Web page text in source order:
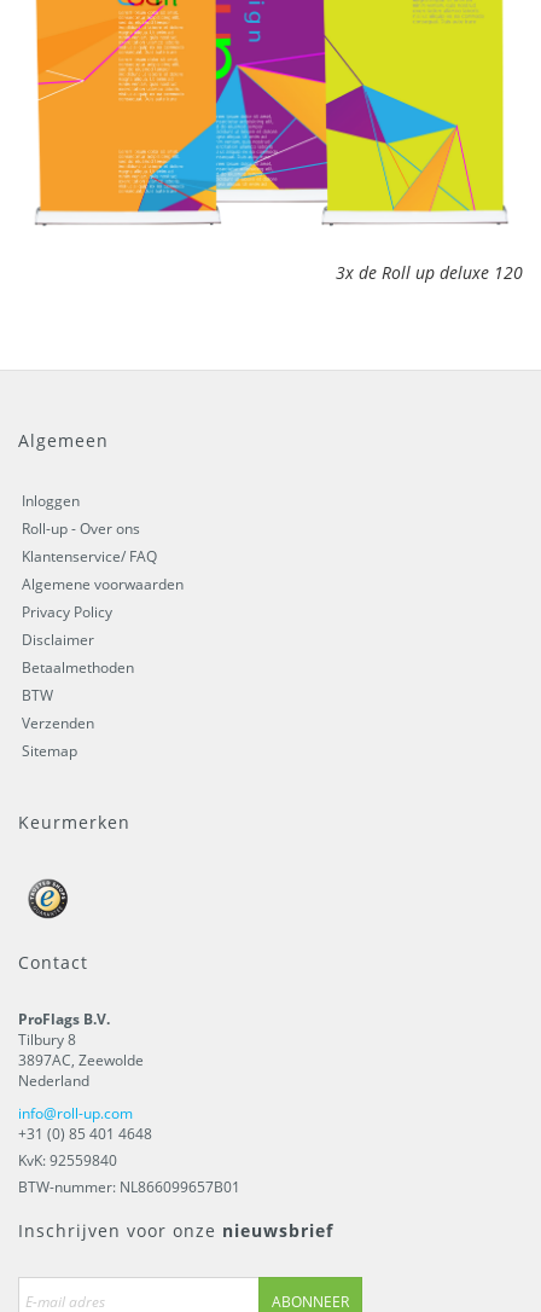
3x de Roll up deluxe 120
Algemeen
Inloggen
Roll-up - Over ons
Klantenservice/ FAQ
Algemene voorwaarden
Privacy Policy
Disclaimer
Betaalmethoden
BTW
Verzenden
Sitemap
Keurmerken
Contact
ProFlags B.V.
Tilbury 8
3897AC, Zeewolde
Nederland
info@roll-up.com
+31 (0) 85 401 4648
KvK: 92559840
BTW-nummer: NL866099657B01
Inschrijven voor onze nieuwsbrief
ABONNEER